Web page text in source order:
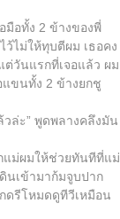
มือทั้ง 2 ข้างของพี่
ไม่ให้ทุบตีผม เธอคง
ต่วันแรกที่เจอแล้ว ผม
แขนทั้ง 2 ข้างยกชู
ล่ะ” พูดพลางคลึงมัน
แม่ผมให้ช่วยทันทีที่แม่
นเข้ามาก้มจูบปาก
ดรีโหมดดูทีวีเหมือน